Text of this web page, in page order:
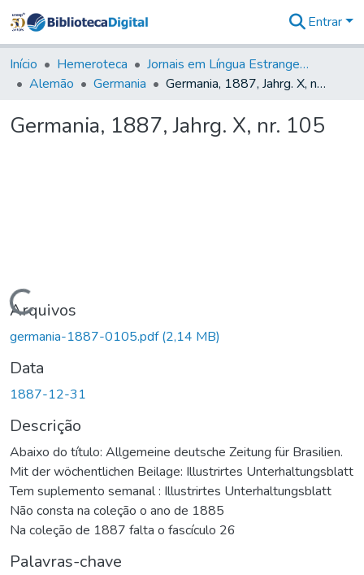
&
Coleções
Tudo na
Digital
Entrar
Início Hemeroteca
Jornais em Língua Estrangeira
Alemão
Germania Germania, 1887, Jahrg. X, nr. 105
Germania, 1887, Jahrg. X, nr. 105
Carregando...
Arquivos
germania-1887-0105.pdf(2,14 MB)
Data
1887-12-31
Descrição
Abaixo do título: Allgemeine deutsche Zeitung für Brasilien.
Mit der wöchentlichen Beilage: Illustrirtes Unterhaltungsblatt
Tem suplemento semanal : Illustrirtes Unterhaltungsblatt
Não consta na coleção o ano de 1885
Na coleção de 1887 falta o fascículo 26
Palavras-chave